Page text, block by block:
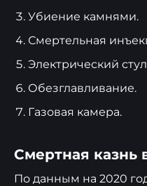
Убиение камнями.
Смертельная
Электрический
Обезглавливание.
Газовая камера.
Смертная казнь
По данным на 2020